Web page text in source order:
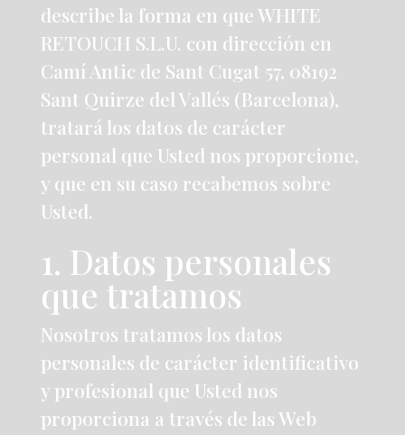
describe la forma en que WHITE
RETOUCH S.L.U. con dirección en
Camí Antic de Sant Cugat 57, 08192
Sant Quirze del Vallés (Barcelona),
tratará los datos de carácter
personal que Usted nos proporcione,
y que en su caso recabemos sobre
Usted.
1. Datos personales
que tratamos
Nosotros tratamos los datos
personales de carácter identificativo
y profesional que Usted nos
proporciona a través de las Web